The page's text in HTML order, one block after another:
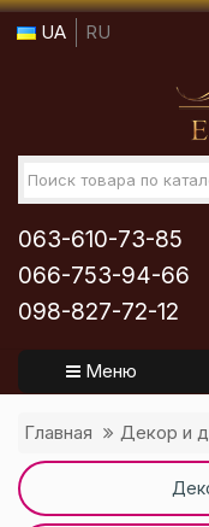
UA RU
063-610-73-85
066-753-94-66
098-827-72-12
Меню
Главная Декор и